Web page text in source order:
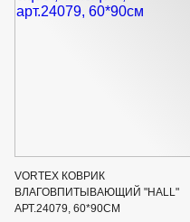
VORTEX КОВРИК
ВЛАГОВПИТЫВАЮЩИЙ "HALL"
АРТ.24079, 60*90СМ